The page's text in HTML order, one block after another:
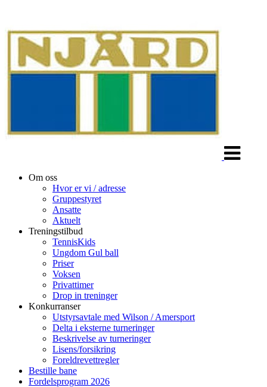
Om oss
Hvor er vi / adresse
Gruppestyret
Ansatte
Aktuelt
Treningstilbud
TennisKids
Ungdom Gul ball
Priser
Voksen
Privattimer
Drop in treninger
Konkurranser
Utstyrsavtale med Wilson / Amersport
Delta i eksterne turneringer
Beskrivelse av turneringer
Lisens/forsikring
Foreldrevettregler
Bestille bane
Fordelsprogram 2026